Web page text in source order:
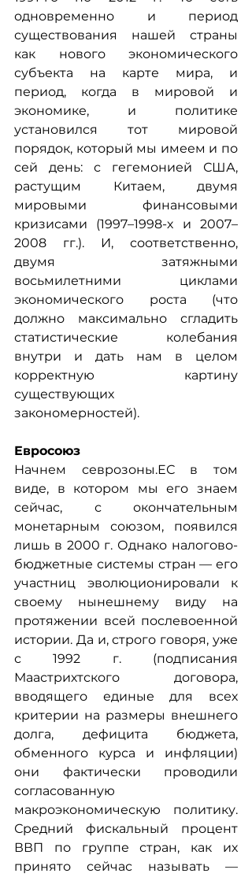
одновременно и период
существования нашей страны
как нового экономического
субъекта на карте мира, и
период, когда в мировой и
экономике, и политике
установился тот мировой
порядок, который мы имеем и по
сей день: с гегемонией США,
растущим Китаем, двумя
мировыми финансовыми
кризисами (1997–1998-х и 2007–
2008 гг.). И, соответственно,
двумя затяжными
восьмилетними циклами
экономического роста (что
должно максимально сгладить
статистические колебания
внутри и дать нам в целом
корректную картину
существующих
закономерностей).
Евросоюз
Начнем севрозоны.ЕС в том
виде, в котором мы его знаем
сейчас, с окончательным
монетарным союзом, появился
лишь в 2000 г. Однако налогово-
бюджетные системы стран — его
участниц эволюционировали к
своему нынешнему виду на
протяжении всей послевоенной
истории. Да и, строго говоря, уже
с 1992 г. (подписания
Маастрихтского договора,
вводящего единые для всех
критерии на размеры внешнего
долга, дефицита бюджета,
обменного курса и инфляции)
они фактически проводили
согласованную
макроэкономическую политику.
Средний фискальный процент
ВВП по группе стран, как их
принято сейчас называть —